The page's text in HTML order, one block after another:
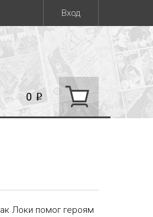
Вход
0 i
Локи помог героям